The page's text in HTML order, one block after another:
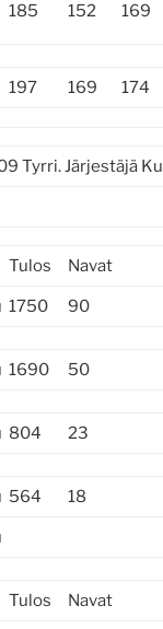
185 152 169
197 169 174
Tyrri. Järjestäjä
Tulos Navat
1750 90
1690 50
804 23
564 18
Tulos Navat